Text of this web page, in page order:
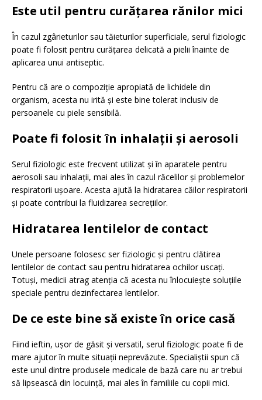
Este util pentru curățarea rănilor mici
În cazul zgârieturilor sau tăieturilor superficiale, serul fiziologic
poate fi folosit pentru curățarea delicată a pielii înainte de
aplicarea unui antiseptic.
Pentru că are o compoziție apropiată de lichidele din
organism, acesta nu irită și este bine tolerat inclusiv de
persoanele cu piele sensibilă.
Poate fi folosit în inhalații și aerosoli
Serul fiziologic este frecvent utilizat și în aparatele pentru
aerosoli sau inhalații, mai ales în cazul răcelilor și problemelor
respiratorii ușoare. Acesta ajută la hidratarea căilor respiratorii
și poate contribui la fluidizarea secrețiilor.
Hidratarea lentilelor de contact
Unele persoane folosesc ser fiziologic și pentru clătirea
lentilelor de contact sau pentru hidratarea ochilor uscați.
Totuși, medicii atrag atenția că acesta nu înlocuiește soluțiile
speciale pentru dezinfectarea lentilelor.
De ce este bine să existe în orice casă
Fiind ieftin, ușor de găsit și versatil, serul fiziologic poate fi de
mare ajutor în multe situații neprevăzute. Specialiștii spun că
este unul dintre produsele medicale de bază care nu ar trebui
să lipsească din locuință, mai ales în familiile cu copii mici.